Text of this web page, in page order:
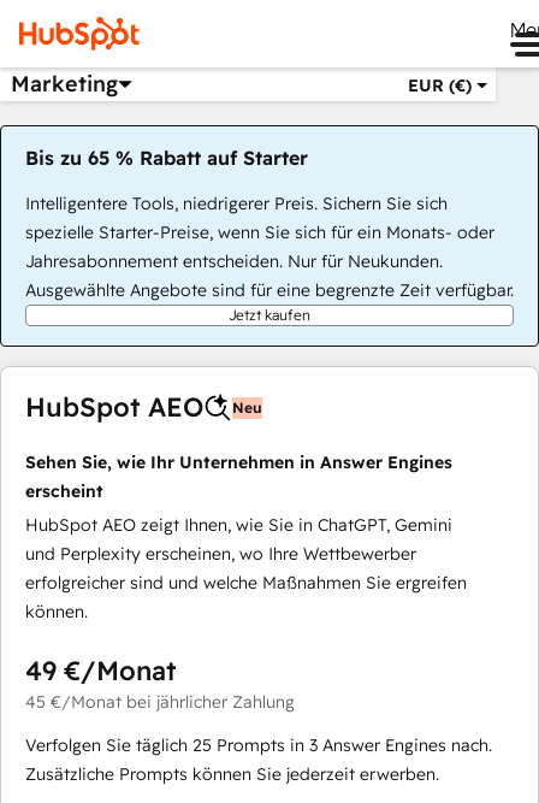
Marketing EUR (€)
Bis zu 65 % Rabatt auf Starter
Intelligentere Tools, niedrigerer Preis. Sichern Sie sich
spezielle Starter-Preise, wenn Sie sich für ein Monats- oder
Jahresabonnement entscheiden. Nur für Neukunden.
Ausgewählte Angebote sind für eine begrenzte Zeit verfügbar.
Jetzt kaufen
HubSpot AEO Neu
Sehen Sie, wie Ihr Unternehmen in Answer Engines
erscheint
HubSpot AEO zeigt Ihnen, wie Sie in ChatGPT, Gemini
und Perplexity erscheinen, wo Ihre Wettbewerber
erfolgreicher sind und welche Maßnahmen Sie ergreifen
können.
49 €/Monat
45 €/Monat bei jährlicher Zahlung
Verfolgen Sie täglich 25 Prompts in 3 Answer Engines nach.
Zusätzliche Prompts können Sie jederzeit erwerben.